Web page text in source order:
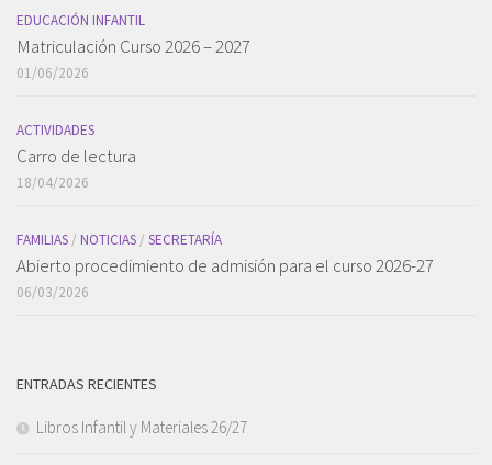
EDUCACIÓN INFANTIL
Matriculación Curso 2026 – 2027
01/06/2026
ACTIVIDADES
Carro de lectura
18/04/2026
FAMILIAS / NOTICIAS / SECRETARÍA
Abierto procedimiento de admisión para el curso 2026-27
06/03/2026
ENTRADAS RECIENTES
Libros Infantil y Materiales 26/27